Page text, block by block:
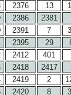
2376 13
2386 2381
2391 7
2395 29
2412 401
2418 2417
2419 2
2420 8